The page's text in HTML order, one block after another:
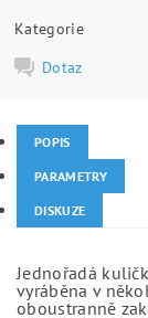
Kategorie
Dotaz
POPIS
PARAMETRY
DISKUZE
Jednořadá
vyráběna v
oboustranně